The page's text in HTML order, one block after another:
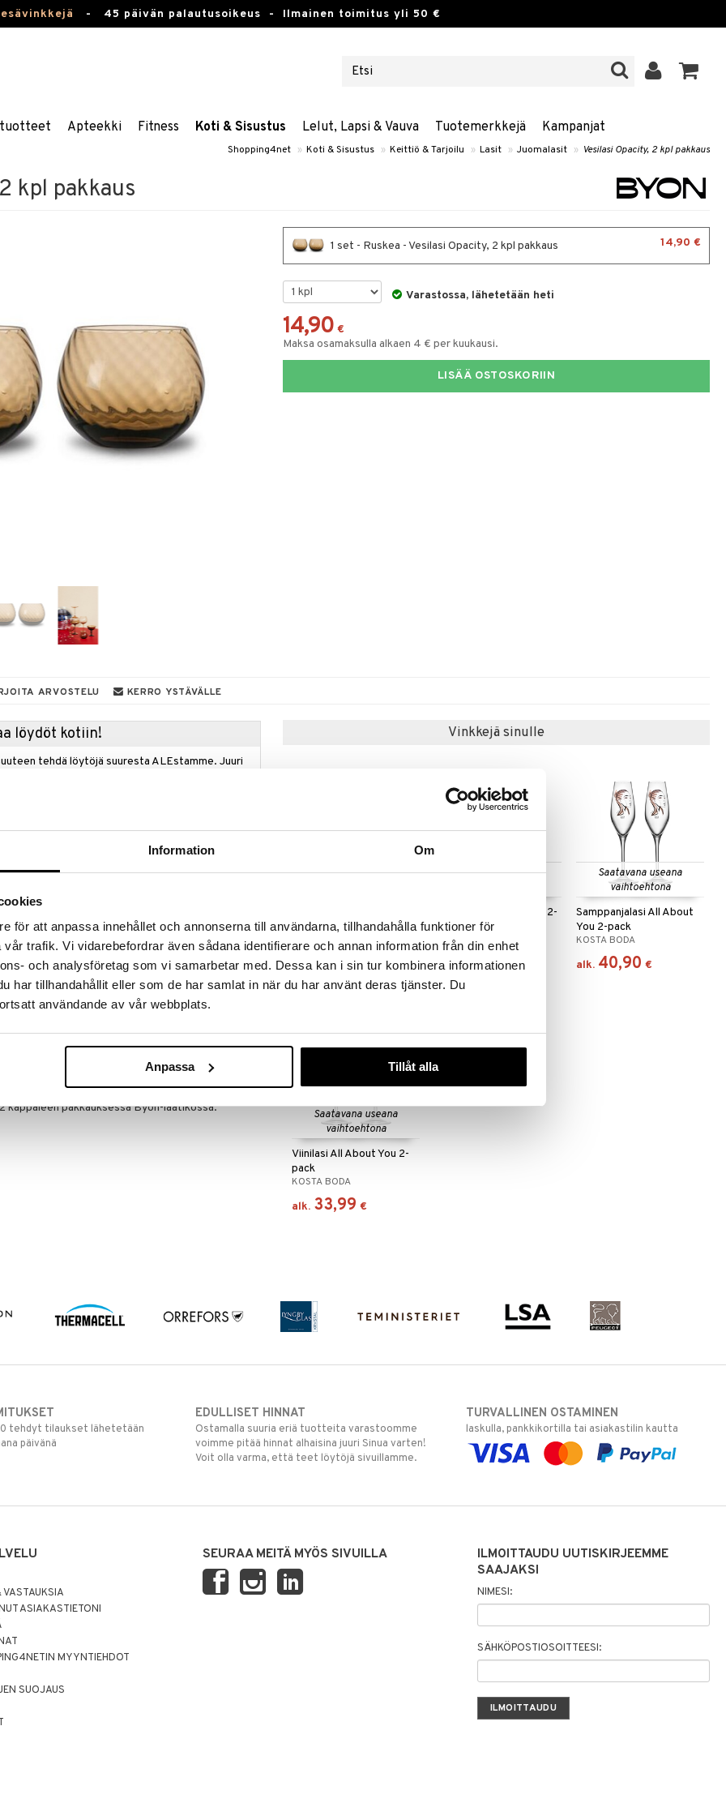
Information Om
för att anpassa innehållet och annonserna till användarna, tillhandahålla funktioner för
trafik. Vi vidarebefordrar även sådana identifierare och annan information från din enhet
och analysföretag som vi samarbetar med. Dessa kan i sin tur kombinera informationen
har tillhandahållit eller som de har samlat in när du har använt deras tjänster. Du
användande av vår webbplats.
Anpassa Tillåt alla
- 45 päivän palautusoikeus - Ilmainen toimitus yli 50 €
Apteekki Fitness Koti & Sisustus Lelut, Lapsi & Vauva Tuotemerkkejä Kampanjat
Shopping4net » Koti & Sisustus » Keittiö & Tarjoilu » Lasit » Juomalasit » Vesilasi Opacity, 2 kpl pakkaus
kpl pakkaus
1 set - Ruskea - Vesilasi Opacity, 2 kpl pakkaus 14,90 €
Varastossa, lähetetään heti
14,90 €
Maksa osamaksulla alkaen 4 € per kuukausi.
LISÄÄ OSTOSKORIIN
ARVOSTELU KERRO YSTÄVÄLLE
löydöt kotiin!
tehdä löytöjä suuresta ALEstamme. Juuri
voivat päästä loppumaan!
ale-löydöt »
löytöä? Outletistamme löydät runsaasti
tilaisuus tehdä löytöjä, kun
varastoa riittää!
kokemusta varten - pöydällä, kädessä ja
jossa on kaunis lasikuvio värillisessä lasissa
Väri on kaunis ruskea, joka sopii yhteen kaiken
kappaleen pakkauksessa Byon-laatikossa.
Vinkkejä sinulle
KOSTA BODA
49 €
Saatavana useana
Olutlasit All About You 2-
pack
KOSTA BODA
alk.39,90 €
Saatavana useana
vaihtoehtona
Samppanjalasi All About
You 2-pack
KOSTA BODA
alk. 40,90 €
Saatavana useana
vaihtoehtona
Viinilasi All About You 2-
pack
KOSTA BODA
alk. 33,99 €
tehdyt tilaukset lähetetään
päivänä
EDULLISET HINNAT
Ostamalla suuria eriä tuotteita varastoomme
voimme pitää hinnat alhaisina juuri Sinua varten!
Voit olla varma, että teet löytöjä sivuillamme.
TURVALLINEN OSTAMINEN
laskulla, pankkikortilla tai asiakastilin kautta
ASIAKASTIETONI
MYYNTIEHDOT
SUOJAUS
SEURAA MEITÄ MYÖS SIVUILLA
ILMOITTAUDU UUTISKIRJEEMME
SAAJAKSI
NIMESI:
SÄHKÖPOSTIOSOITTEESI: